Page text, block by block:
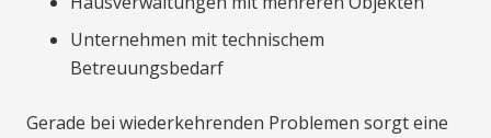
Unternehmen mit technischem
Betreuungsbedarf
Gerade bei wiederkehrenden Problemen sorgt eine